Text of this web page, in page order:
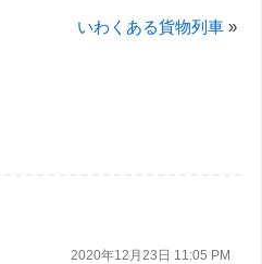
いわくある貨物列車 »
2020年12月23日 11:05 PM